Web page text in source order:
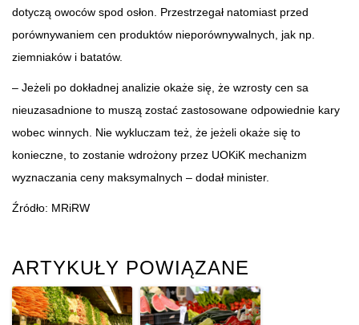
dotyczą owoców spod osłon. Przestrzegał natomiast przed
porównywaniem cen produktów nieporównywalnych, jak np.
ziemniaków i batatów.
– Jeżeli po dokładnej analizie okaże się, że wzrosty cen sa
nieuzasadnione to muszą zostać zastosowane odpowiednie kary
wobec winnych. Nie wykluczam też, że jeżeli okaże się to
konieczne, to zostanie wdrożony przez UOKiK mechanizm
wyznaczania ceny maksymalnych – dodał minister.
Źródło: MRiRW
ARTYKUŁY POWIĄZANE